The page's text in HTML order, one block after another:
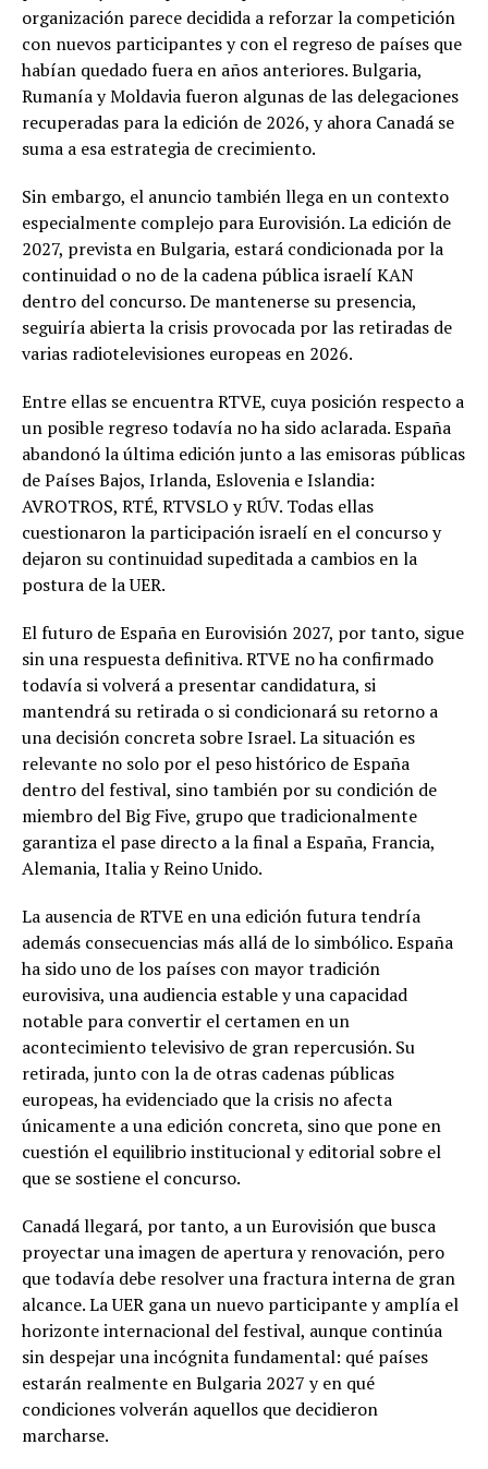
organización parece decidida a reforzar la competición
con nuevos participantes y con el regreso de países que
habían quedado fuera en años anteriores. Bulgaria,
Rumanía y Moldavia fueron algunas de las delegaciones
recuperadas para la edición de 2026, y ahora Canadá se
suma a esa estrategia de crecimiento.
Sin embargo, el anuncio también llega en un contexto
especialmente complejo para Eurovisión. La edición de
2027, prevista en Bulgaria, estará condicionada por la
continuidad o no de la cadena pública israelí KAN
dentro del concurso. De mantenerse su presencia,
seguiría abierta la crisis provocada por las retiradas de
varias radiotelevisiones europeas en 2026.
Entre ellas se encuentra RTVE, cuya posición respecto a
un posible regreso todavía no ha sido aclarada. España
abandonó la última edición junto a las emisoras públicas
de Países Bajos, Irlanda, Eslovenia e Islandia:
AVROTROS, RTÉ, RTVSLO y RÚV. Todas ellas
cuestionaron la participación israelí en el concurso y
dejaron su continuidad supeditada a cambios en la
postura de la UER.
El futuro de España en Eurovisión 2027, por tanto, sigue
sin una respuesta definitiva. RTVE no ha confirmado
todavía si volverá a presentar candidatura, si
mantendrá su retirada o si condicionará su retorno a
una decisión concreta sobre Israel. La situación es
relevante no solo por el peso histórico de España
dentro del festival, sino también por su condición de
miembro del Big Five, grupo que tradicionalmente
garantiza el pase directo a la final a España, Francia,
Alemania, Italia y Reino Unido.
La ausencia de RTVE en una edición futura tendría
además consecuencias más allá de lo simbólico. España
ha sido uno de los países con mayor tradición
eurovisiva, una audiencia estable y una capacidad
notable para convertir el certamen en un
acontecimiento televisivo de gran repercusión. Su
retirada, junto con la de otras cadenas públicas
europeas, ha evidenciado que la crisis no afecta
únicamente a una edición concreta, sino que pone en
cuestión el equilibrio institucional y editorial sobre el
que se sostiene el concurso.
Canadá llegará, por tanto, a un Eurovisión que busca
proyectar una imagen de apertura y renovación, pero
que todavía debe resolver una fractura interna de gran
alcance. La UER gana un nuevo participante y amplía el
horizonte internacional del festival, aunque continúa
sin despejar una incógnita fundamental: qué países
estarán realmente en Bulgaria 2027 y en qué
condiciones volverán aquellos que decidieron
marcharse.